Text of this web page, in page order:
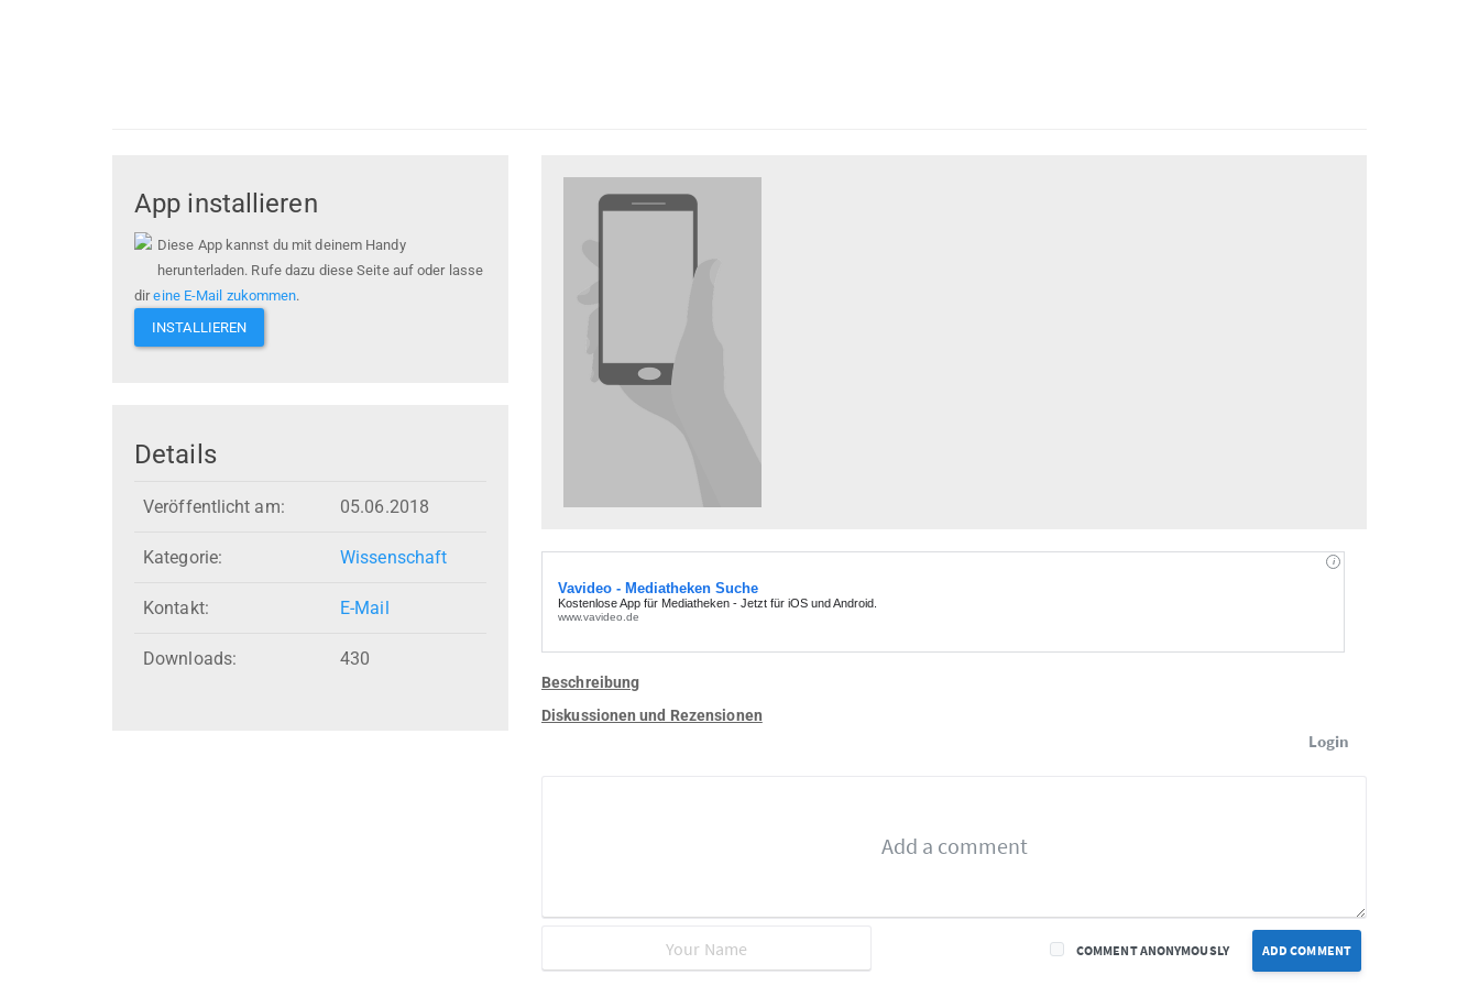
App installieren
Diese App kannst du mit deinem Handy
herunterladen. Rufe dazu diese Seite auf oder lasse
direine E-Mail zukommen.
INSTALLIEREN
Details
Veröffentlicht am: 05.06.2018
Kategorie: Wissenschaft
Kontakt: E-Mail
Downloads: 430
Beschreibung
Diskussionen und Rezensionen
Login
ADD COMMENT
COMMENT ANONYMOUSLY